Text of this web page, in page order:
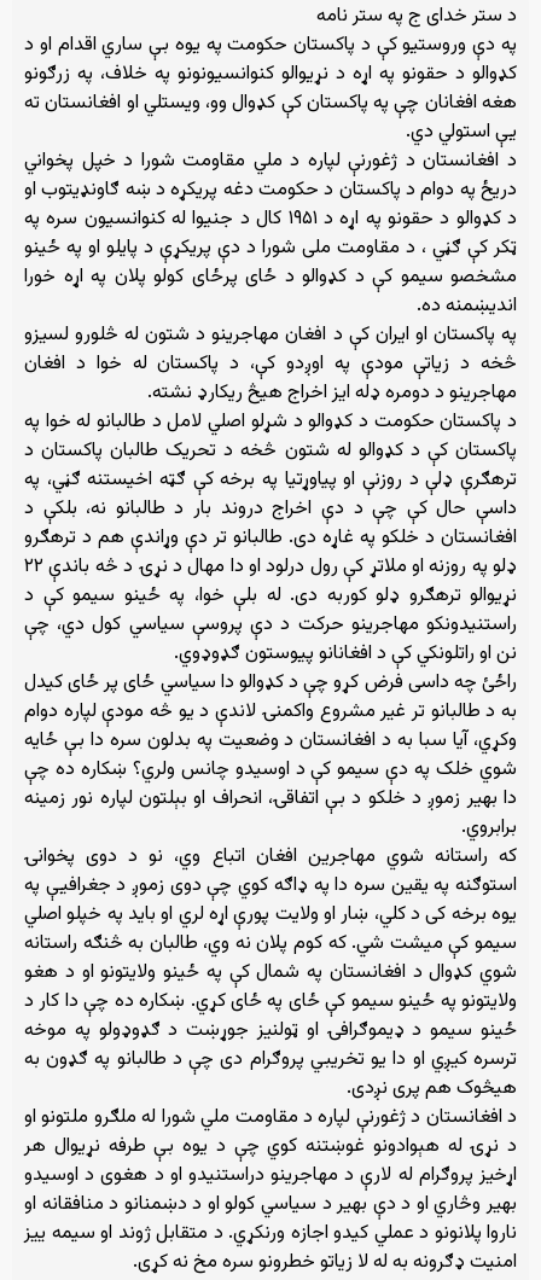
د ستر خدای ج په ستر نامه
په دې وروستیو کې د پاکستان حکومت په یوه بې ساري اقدام او د
کډوالو د حقونو په اړه د نړیوالو کنوانسیونونو په خلاف، په زرګونو
هغه افغانان چې په پاکستان کې کډوال وو، ویستلي او افغانستان ته
یې استولي دي.
د افغانستان د ژغورنې لپاره د ملي مقاومت شورا د خپل پخواني
دریځ په دوام د پاکستان د حکومت دغه پریکړه د ښه ګاونډیتوب او
د کډوالو د حقونو په اړه د ۱۹۵۱ کال د جنیوا له کنوانسیون سره په
ټکر کې ګڼي ، د مقاومت ملی شورا د دې پریکړې د پایلو او په ځینو
مشخصو سیمو کې د کډوالو د ځای پرځای کولو پلان په اړه خورا
اندیښمنه ده.
په پاکستان او ایران کې د افغان مهاجرینو د شتون له څلورو لسیزو
څخه د زیاتې مودې په اوږدو کې، د پاکستان له خوا د افغان
مهاجرینو د دومره ډله ایز اخراج هیڅ ریکارډ نشته.
د پاکستان حکومت د کډوالو د شړلو اصلي لامل د طالبانو له خوا په
پاکستان کې د کډوالو له شتون څخه د تحریک طالبان پاکستان د
ترهګرې ډلې د روزنې او پیاوړتیا په برخه کې ګټه اخیستنه ګڼي، په
داسې حال کې چې د دې اخراج دروند بار د طالبانو نه، بلکې د
افغانستان د خلکو په غاړه دی. طالبانو تر دې وړاندې هم د ترهګرو
ډلو په روزنه او ملاتړ کې رول درلود او دا مهال د نړۍ د څه باندې ۲۲
نړیوالو ترهګرو ډلو کوربه دی. له بلې خوا، په ځینو سیمو کې د
راستنیدونکو مهاجرینو حرکت د دې پروسې سیاسي کول دي، چې
نن او راتلونکي کې د افغانانو پیوستون ګډوډوي.
راځئ چه داسی فرض کړو چې د کډوالو دا سیاسي ځای پر ځای کیدل
به د طالبانو تر غیر مشروع واکمنۍ لاندې د یو څه مودې لپاره دوام
وکړي، آیا سبا به د افغانستان د وضعیت په بدلون سره دا بې ځایه
شوي خلک په دې سیمو کې د اوسیدو چانس ولري؟ ښکاره ده چې
دا بهیر زموږ د خلکو د بې اتفاقۍ، انحراف او بېلتون لپاره نور زمینه
برابروي.
که راستانه شوي مهاجرین افغان اتباع وي، نو د دوی پخوانۍ
استوګنه په یقین سره دا په ډاګه کوي چې دوی زموږ د جغرافیې په
یوه برخه کی د کلي، ښار او ولایت پورې اړه لري او باید په خپلو اصلي
سیمو کې میشت شي. که کوم پلان نه وي، طالبان به څنګه راستانه
شوي کډوال د افغانستان په شمال کې په ځینو ولایتونو او د هغو
ولایتونو په ځینو سیمو کې ځای په ځای کړي. ښکاره ده چې دا کار د
ځینو سیمو د ډیموګرافۍ او ټولنیز جوړښت د ګډوډولو په موخه
ترسره کیږي او دا یو تخریبي پروګرام دی چې د طالبانو په ګډون به
هیڅوک هم پری نږدی.
د افغانستان د ژغورنې لپاره د مقاومت ملي شورا له ملګرو ملتونو او
د نړۍ له هېوادونو غوښتنه کوي چې د یوه بې طرفه نړیوال هر
اړخیز پروګرام له لارې د مهاجرینو دراستنیدو او د هغوی د اوسیدو
بهیر وڅاري او د دې بهیر د سیاسي کولو او د دښمنانو د منافقانه او
ناروا پلانونو د عملي کیدو اجازه ورنکړي. د متقابل ژوند او سیمه ییز
امنیت ډګرونه به له لا زیاتو خطرونو سره مخ نه کړی.